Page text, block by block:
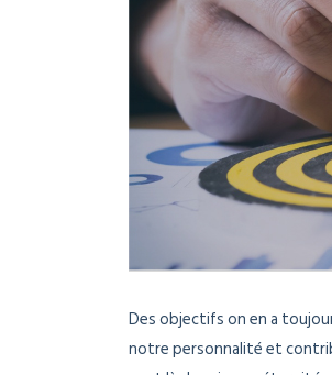
Des objectifs on en a
notre personnalité et